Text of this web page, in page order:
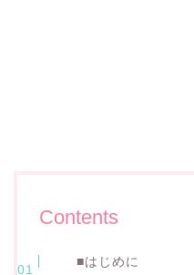
Contents
■はじめに